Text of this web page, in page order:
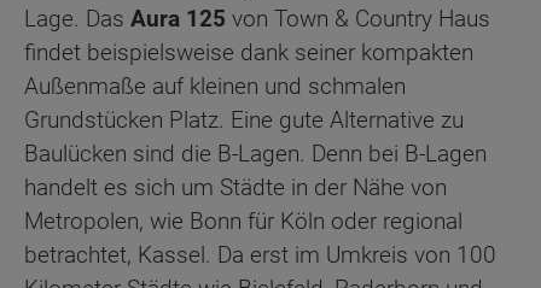
Lage. Das Aura 125 von Town & Country Haus
findet beispielsweise dank seiner kompakten
Außenmaße auf kleinen und schmalen
Grundstücken Platz. Eine gute Alternative zu
Baulücken sind die B-Lagen. Denn bei B-Lagen
handelt es sich um Städte in der Nähe von
Metropolen, wie Bonn für Köln oder regional
betrachtet, Kassel. Da erst im Umkreis von 100